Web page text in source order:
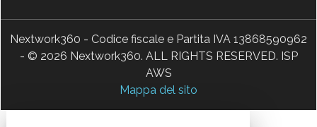
Nextwork360 - Codice fiscale e Partita IVA 13868590962
- © 2026 Nextwork360. ALL RIGHTS RESERVED. ISP
AWS
Mappa del sito